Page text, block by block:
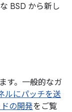
BSD から新し
す。一般的なガ
ルにパッチを送
の開発をご覧